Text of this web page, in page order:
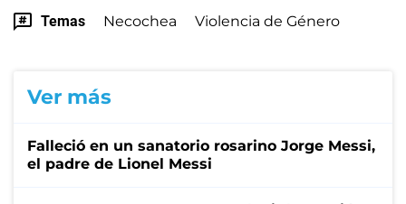
Temas Necochea Violencia de Género
Ver más
Falleció en un sanatorio rosarino Jorge Messi,
el padre de Lionel Messi